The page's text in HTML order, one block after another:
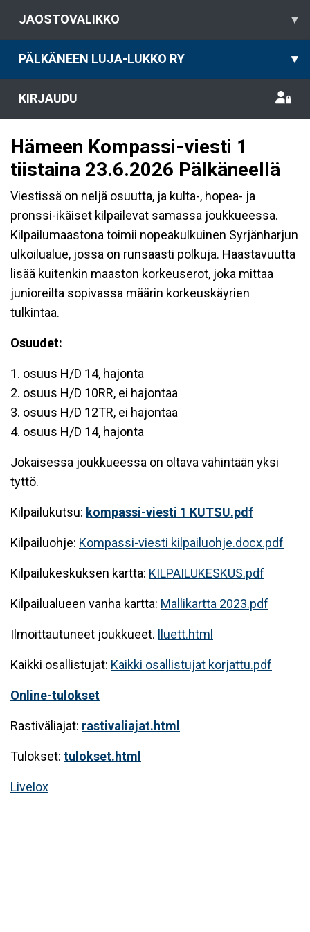
JAOSTOVALIKKO ▾
PÄLKÄNEEN LUJA-LUKKO RY ▾
KIRJAUDU
Hämeen Kompassi-viesti 1
tiistaina 23.6.2026 Pälkäneellä
Viestissä on neljä osuutta, ja kulta-, hopea- ja
pronssi-ikäiset kilpailevat samassa joukkueessa.
Kilpailumaastona toimii nopeakulkuinen Syrjänharjun
ulkoilualue, jossa on runsaasti polkuja. Haastavuutta
lisää kuitenkin maaston korkeuserot, joka mittaa
junioreilta sopivassa määrin korkeuskäyrien
tulkintaa.
Osuudet:
1. osuus H/D 14, hajonta
2. osuus H/D 10RR, ei hajontaa
3. osuus H/D 12TR, ei hajontaa
4. osuus H/D 14, hajonta
Jokaisessa joukkueessa on oltava vähintään yksi
tyttö.
Kilpailukutsu: kompassi-viesti 1 KUTSU.pdf
Kilpailuohje: Kompassi-viesti kilpailuohje.docx.pdf
Kilpailukeskuksen kartta: KILPAILUKESKUS.pdf
Kilpailualueen vanha kartta: Mallikartta 2023.pdf
Ilmoittautuneet joukkueet. lluett.html
Kaikki osallistujat: Kaikki osallistujat korjattu.pdf
Online-tulokset
Rastiväliajat: rastivaliajat.html
Tulokset: tulokset.html
Livelox